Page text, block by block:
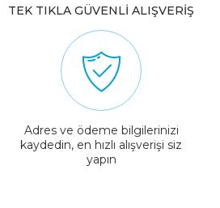
TEK TIKLA GÜVENLİ ALIŞVERİŞ
Adres ve ödeme bilgilerinizi
kaydedin, en hızlı alışverişi siz
yapın